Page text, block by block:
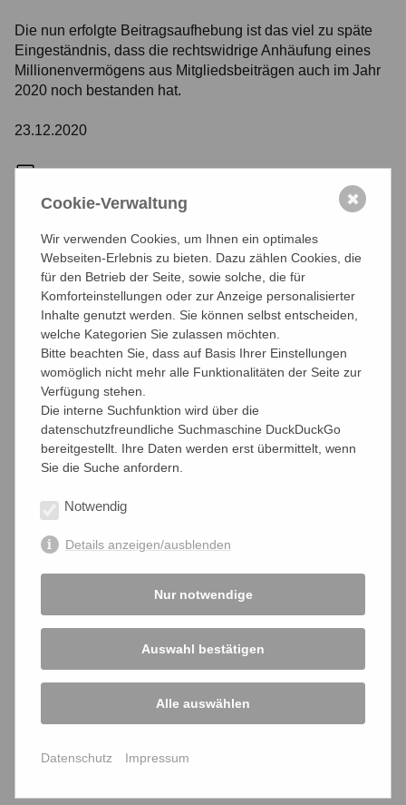
Die nun erfolgte Beitragsaufhebung ist das viel zu späte
Eingeständnis, dass die rechtswidrige Anhäufung eines
Millionenvermögens aus Mitgliedsbeiträgen auch im Jahr
2020 noch bestanden hat.
23.12.2020
Aktuelle Nachrichten
Archiv
2023 2022
2017 2016 2015 2014 2013
Unterstützen Sie uns jetzt!
politische Statements
Cookie-Verwaltung
Wir verwenden Cookies, um Ihnen ein optimales
Webseiten-Erlebnis zu bieten. Dazu zählen Cookies, die
für den Betrieb der Seite, sowie solche, die für
Komforteinstellungen oder zur Anzeige personalisierter
Inhalte genutzt werden. Sie können selbst entscheiden,
welche Kategorien Sie zulassen möchten.
Bitte beachten Sie, dass auf Basis Ihrer Einstellungen
womöglich nicht mehr alle Funktionalitäten der Seite zur
Verfügung stehen.
Die interne Suchfunktion wird über die
datenschutzfreundliche Suchmaschine DuckDuckGo
bereitgestellt. Ihre Daten werden erst übermittelt, wenn
Sie die Suche anfordern.
Notwendig
Details anzeigen/ausblenden
Nur notwendige
Auswahl bestätigen
Alle auswählen
Datenschutz Impressum
✖